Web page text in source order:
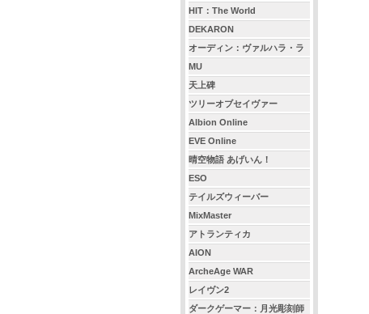
HIT：The World
DEKARON
オーディン：ヴァルハラ・ラ
イジング
MU
天上碑
ツリーオブセイヴァー
Albion Online
EVE Online
晴空物語 あげいん！
ESO
テイルズウィーバー
MixMaster
アトランティカ
AION
ArcheAge WAR
レイヴン2
ダークゲーマー：月光彫刻師